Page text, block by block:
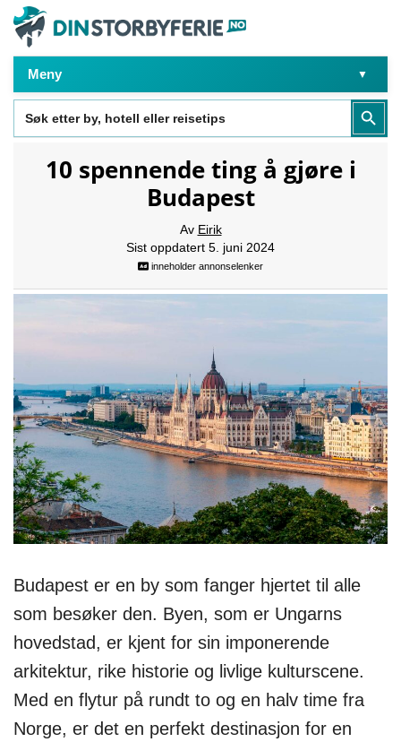
Meny
Search
for:
Search
10 spennende ting å gjøre i
Budapest
Av Eirik
Sist oppdatert 5. juni 2024
inneholder annonselenker
Budapest er en by som fanger hjertet til alle
som besøker den. Byen, som er Ungarns
hovedstad, er kjent for sin imponerende
arkitektur, rike historie og livlige kulturscene.
Med en flytur på rundt to og en halv time fra
Norge, er det en perfekt destinasjon for en